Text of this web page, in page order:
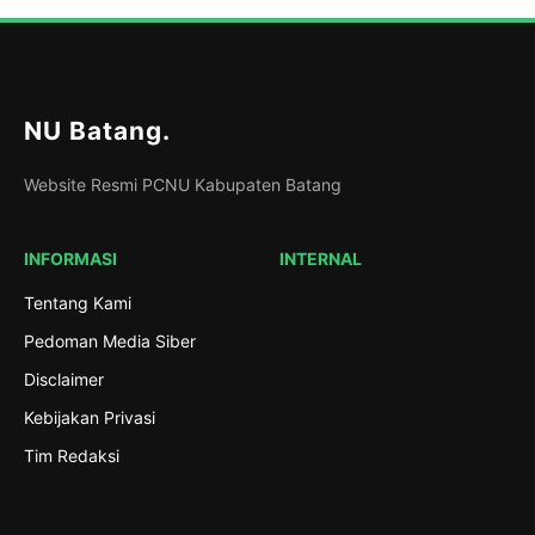
NU Batang.
Website Resmi PCNU Kabupaten Batang
INFORMASI
Tentang Kami
Pedoman Media Siber
Disclaimer
Kebijakan Privasi
Tim Redaksi
INTERNAL